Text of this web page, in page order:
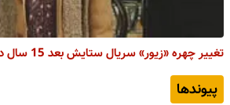
تغییر چهره «زیور» سریال ستایش بعد 15 سال در 45 سالگی
پیوندها